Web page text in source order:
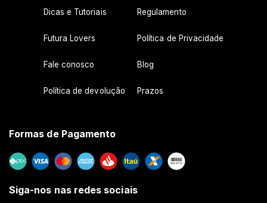
Dicas e Tutoriais Regulamento
Futura Lovers Política de Privacidade
Fale conosco Blog
Política de devolução Prazos
Formas de Pagamento
Siga-nos nas redes sociais